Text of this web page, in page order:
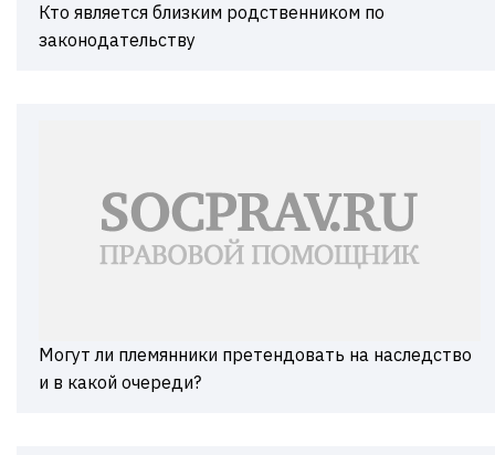
Кто является близким родственником по
законодательству
Могут ли племянники претендовать на наследство
и в какой очереди?